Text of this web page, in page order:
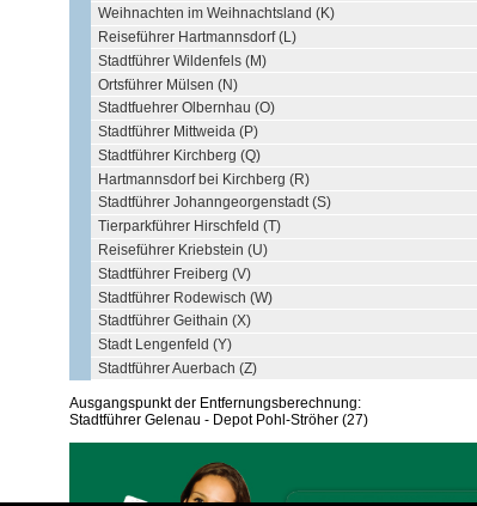
Weihnachten im Weihnachtsland (K)
Reiseführer Hartmannsdorf (L)
Stadtführer Wildenfels (M)
Ortsführer Mülsen (N)
Stadtfuehrer Olbernhau (O)
Stadtführer Mittweida (P)
Stadtführer Kirchberg (Q)
Hartmannsdorf bei Kirchberg (R)
Stadtführer Johanngeorgenstadt (S)
Tierparkführer Hirschfeld (T)
Reiseführer Kriebstein (U)
Stadtführer Freiberg (V)
Stadtführer Rodewisch (W)
Stadtführer Geithain (X)
Stadt Lengenfeld (Y)
Stadtführer Auerbach (Z)
Ausgangspunkt der Entfernungsberechnung:
Stadtführer Gelenau - Depot Pohl-Ströher (27)